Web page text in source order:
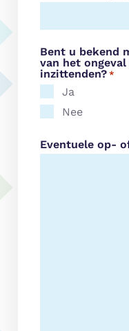
Bent u bekend
van het
inzittenden? *
Ja
Nee
Eventuele op-